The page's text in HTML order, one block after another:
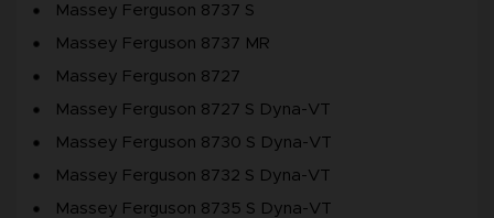
Massey Ferguson 8737 S
Massey Ferguson 8737 MR
Massey Ferguson 8727
Massey Ferguson 8727 S Dyna-VT
Massey Ferguson 8730 S Dyna-VT
Massey Ferguson 8732 S Dyna-VT
Massey Ferguson 8735 S Dyna-VT